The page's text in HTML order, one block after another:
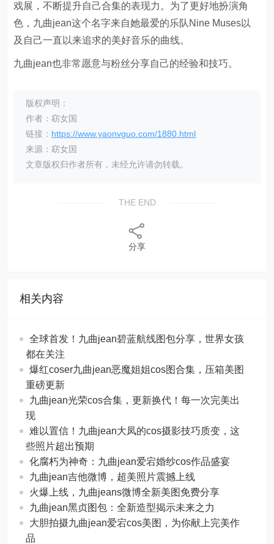
戏展，不断提升自己合集的表现力。为了更好地扮演角
色，九曲jean这个名字来自她最爱的乐队Nine Muses以
及自己一直以来追求的美好音乐的曲线。
九曲jean也非常愿意与粉丝分享自己的经验和技巧。
版权声明：
作者：窈女国
链接： https://www.yaonvguo.com/1880.html
来源：窈女国
文章版权归作者所有，未经允许请勿转载。
THE END
分享
相关内容
全球首发！九曲jean碧蓝航线图包分享，世界女孩
都在关注
爆红coser九曲jean恶魔姐姐cos图合集，压箱美图
重磅更新
九曲jean光荣cos合集，更新换代！每一次完美出
现
难以置信！九曲jean大凤的cos摄影技巧质变，这
些照片超出预期
化腐朽为神奇：九曲jean爱宕婚纱cos作品盛宴
九曲jean吉他微博，超美照片震撼上线
火爆上线，九曲jeans微博全新美图免费分享
九曲jean黑贞图包：全新造型揭示未来之力
大胆拍摄九曲jean爱宕cos美图，为你献上完美作
品